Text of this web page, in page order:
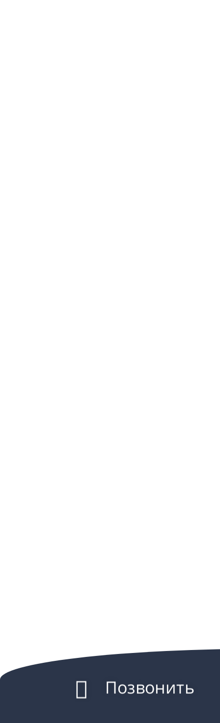
Позвонить